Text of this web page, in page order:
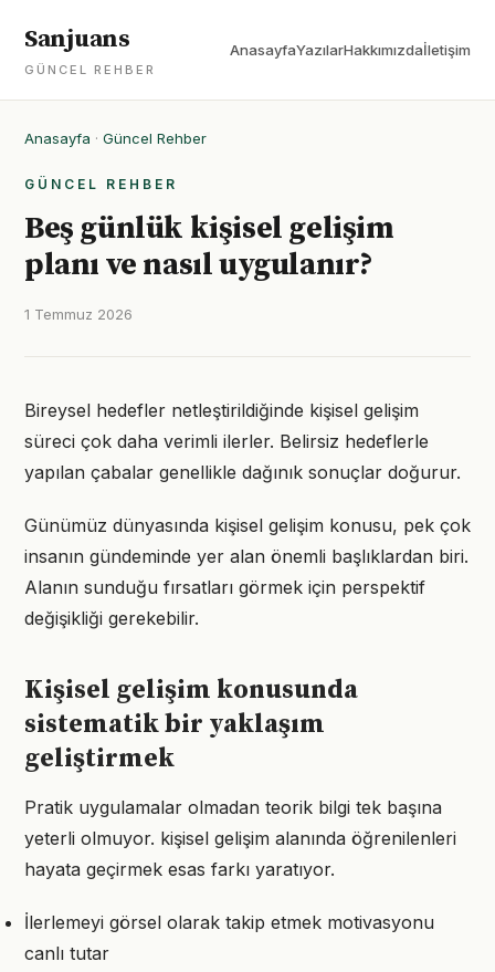
Sanjuans
GÜNCEL REHBER
AnasayfaYazılarHakkımızdaİletişim
Anasayfa · Güncel Rehber
GÜNCEL REHBER
Beş günlük kişisel gelişim
planı ve nasıl uygulanır?
1 Temmuz 2026
Bireysel hedefler netleştirildiğinde kişisel gelişim
süreci çok daha verimli ilerler. Belirsiz hedeflerle
yapılan çabalar genellikle dağınık sonuçlar doğurur.
Günümüz dünyasında kişisel gelişim konusu, pek çok
insanın gündeminde yer alan önemli başlıklardan biri.
Alanın sunduğu fırsatları görmek için perspektif
değişikliği gerekebilir.
Kişisel gelişim konusunda
sistematik bir yaklaşım
geliştirmek
Pratik uygulamalar olmadan teorik bilgi tek başına
yeterli olmuyor. kişisel gelişim alanında öğrenilenleri
hayata geçirmek esas farkı yaratıyor.
İlerlemeyi görsel olarak takip etmek motivasyonu
canlı tutar